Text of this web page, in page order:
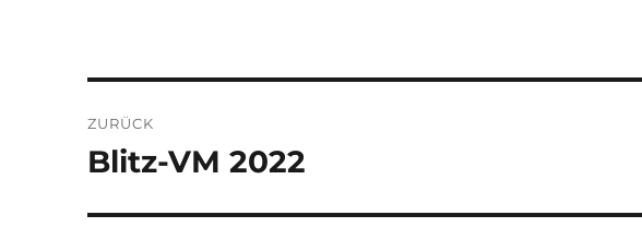
ZURÜCK
Vorheriger
Blitz-VM 2022